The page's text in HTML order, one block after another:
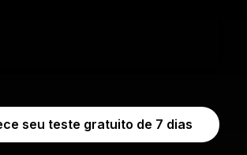
seu teste gratuito de 7 dias